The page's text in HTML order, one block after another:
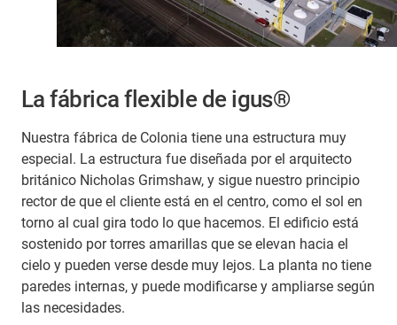
La fábrica flexible de igus®
Nuestra fábrica de Colonia tiene una estructura muy
especial. La estructura fue diseñada por el arquitecto
británico Nicholas Grimshaw, y sigue nuestro principio
rector de que el cliente está en el centro, como el sol en
torno al cual gira todo lo que hacemos. El edificio está
sostenido por torres amarillas que se elevan hacia el
cielo y pueden verse desde muy lejos. La planta no tiene
paredes internas, y puede modificarse y ampliarse según
las necesidades.